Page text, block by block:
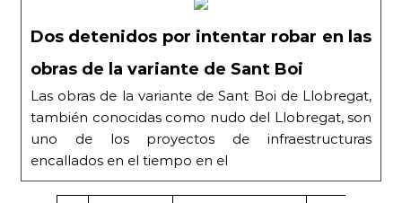
Dos detenidos por intentar robar en las
obras de la variante de Sant Boi
Las obras de la variante de Sant Boi de Llobregat,
también conocidas como nudo del Llobregat, son
uno de los proyectos de infraestructuras
encallados en el tiempo en el